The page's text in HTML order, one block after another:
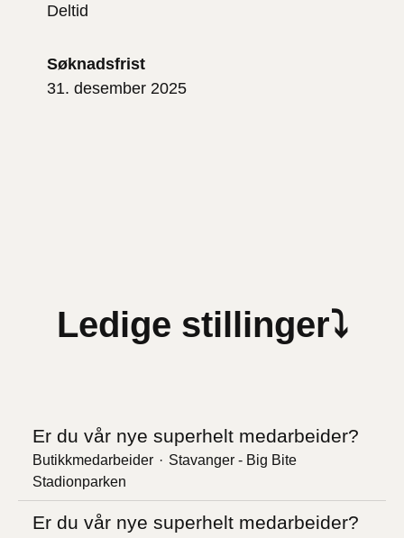
Deltid
Søknadsfrist
31. desember 2025
Ledige stillinger⤵
Er du vår nye superhelt medarbeider?
Butikkmedarbeider · Stavanger - Big Bite
Stadionparken
Er du vår nye superhelt medarbeider?